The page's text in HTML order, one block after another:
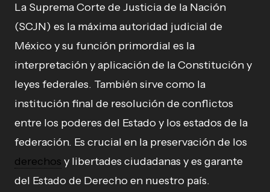
La Suprema Corte de Justicia de la Nación
(SCJN) es la máxima autoridad judicial de
México y su función primordial es la
interpretación y aplicación de la Constitución y
leyes federales. También sirve como la
institución final de resolución de conflictos
entre los poderes del Estado y los estados de la
federación. Es crucial en la preservación de los
derechos y libertades ciudadanas y es garante
del Estado de Derecho en nuestro país.